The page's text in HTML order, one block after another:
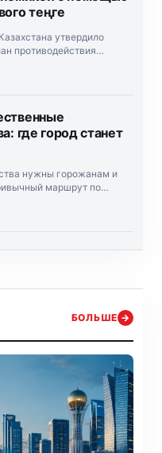
теңге
утвердило
противодействия
премьер-министр
где город станет
нужны горожанам и
маршрут по
БОЛЬШЕ →